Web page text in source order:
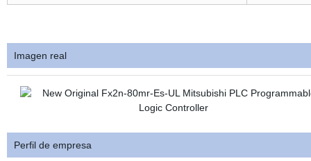
Imagen real
Perfil de empresa